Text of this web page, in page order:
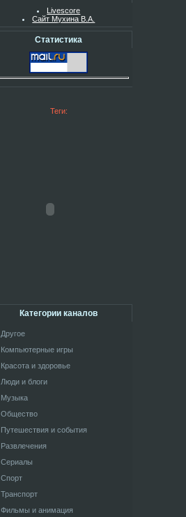
Livescore
Сайт Мухина В.А.
Статистика
Теги:
Категории каналов
Другое
Компьютерные игры
Красота и здоровье
Люди и блоги
Музыка
Общество
Путешествия и события
Развлечения
Сериалы
Спорт
Транспорт
Фильмы и анимация